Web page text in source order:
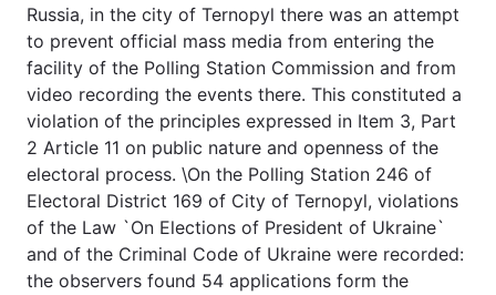
Здоров'я Туризм
Цікавинки Погода
Екологія Регіони
Лонгріди
Відео з Youtube Статті
Інтерв'ю Думки
Russia, in the city of Ternopyl there was an attempt
to prevent official mass media from entering the
facility of the Polling Station Commission and from
video recording the events there. This constituted a
violation of the principles expressed in Item 3, Part
2 Article 11 on public nature and openness of the
electoral process. \On the Polling Station 246 of
Electoral District 169 of City of Ternopyl, violations
of the Law `On Elections of President of Ukraine`
and of the Criminal Code of Ukraine were recorded:
the observers found 54 applications form the